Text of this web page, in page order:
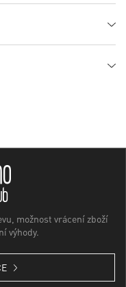
možnost vrácení zboží
výhody.